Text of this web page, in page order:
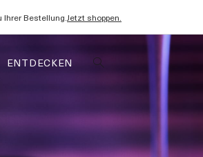
Ihrer Bestellung.Jetzt shoppen.
ENTDECKEN